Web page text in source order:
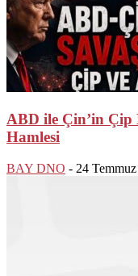
ABD ile Çin’in Çip
Hamlesi
BAY DNO - 24